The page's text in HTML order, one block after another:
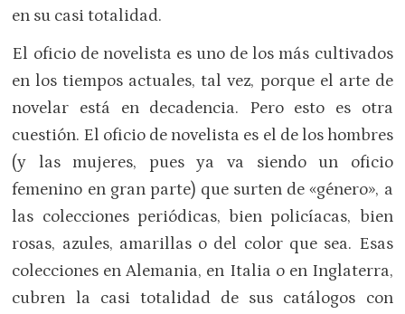
en su casi totalidad.
El oficio de novelista es uno de los más cultivados
en los tiempos actuales, tal vez, porque el arte de
novelar está en decadencia. Pero esto es otra
cuestión. El oficio de novelista es el de los hombres
(y las mujeres, pues ya va siendo un oficio
femenino en gran parte) que surten de «género», a
las colecciones periódicas, bien policíacas, bien
rosas, azules, amarillas o del color que sea. Esas
colecciones en Alemania, en Italia o en Inglaterra,
cubren la casi totalidad de sus catálogos con